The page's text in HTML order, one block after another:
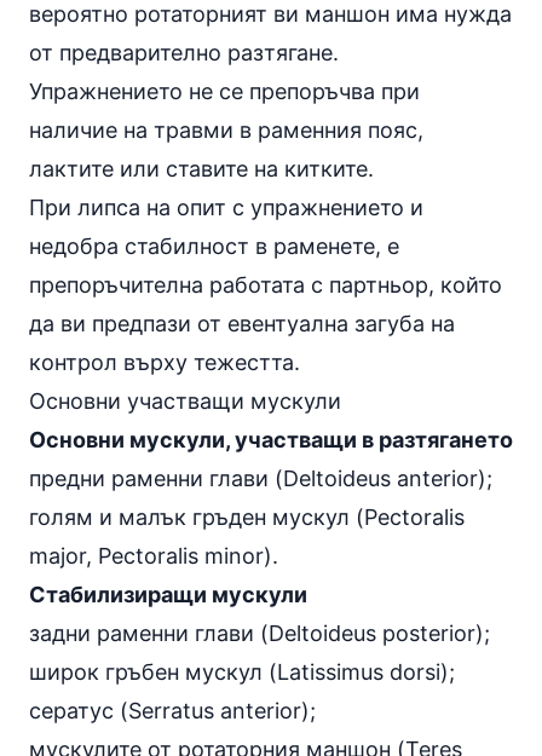
вероятно ротаторният ви маншон има нужда
от предварително разтягане.
Упражнението не се препоръчва при
наличие на травми в раменния пояс,
лактите или ставите на китките.
При липса на опит с упражнението и
недобра стабилност в раменете, е
препоръчителна работата с партньор, който
да ви предпази от евентуална загуба на
контрол върху тежестта.
Основни участващи мускули
Основни мускули, участващи в разтягането
предни раменни глави (Deltoideus anterior);
голям и малък гръден мускул (Pectoralis
major, Pectoralis minor).
Стабилизиращи мускули
задни раменни глави (Deltoideus posterior);
широк гръбен мускул (Latissimus dorsi);
сератус (Serratus anterior);
мускулите от ротаторния маншон (Teres